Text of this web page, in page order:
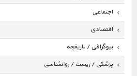
اجتماعی
اقتصادی
بیوگرافی / تاریخچه
پزشکی / زیست / روانشناسی